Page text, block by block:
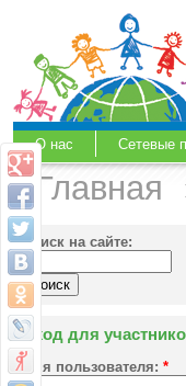
О нас Сетевые
Главная
Поиск на сайте:
Вход для
Имя пользователя: *